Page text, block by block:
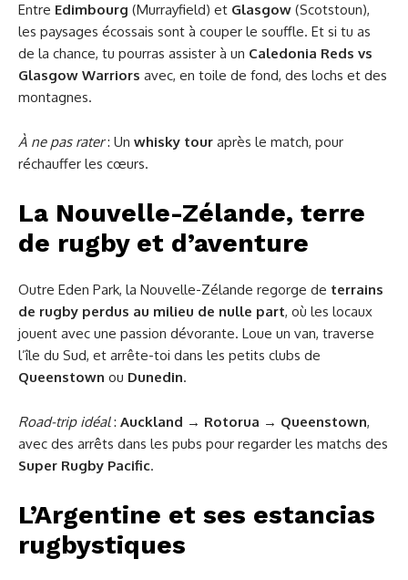
Entre Edimbourg (Murrayfield) et Glasgow (Scotstoun),
les paysages écossais sont à couper le souffle. Et si tu as
de la chance, tu pourras assister à un Caledonia Reds vs
Glasgow Warriors avec, en toile de fond, des lochs et des
montagnes.
À ne pas rater: Un whisky tour après le match, pour
réchauffer les cœurs.
La Nouvelle-Zélande, terre
de rugby et d’aventure
Outre Eden Park, la Nouvelle-Zélande regorge de terrains
de rugby perdus au milieu de nulle part, où les locaux
jouent avec une passion dévorante. Loue un van, traverse
l’île du Sud, et arrête-toi dans les petits clubs de
Queenstown ou Dunedin.
Road-trip idéal: Auckland → Rotorua → Queenstown,
avec des arrêts dans les pubs pour regarder les matchs des
Super Rugby Pacific.
L’Argentine et ses estancias
rugbystiques